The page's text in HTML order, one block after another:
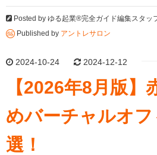
Posted by ゆる起業®完全ガイド編集スタッ
Published by アントレサロン
2024-10-24 2024-12-12
【2026年8月版】
めバーチャルオ
選！